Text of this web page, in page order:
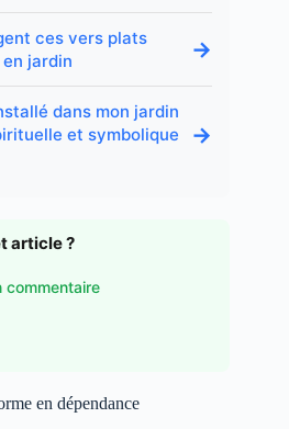
ces vers plats
jardin
→
dans mon jardin
et symbolique
→
article ?
commentaire
en dépendance